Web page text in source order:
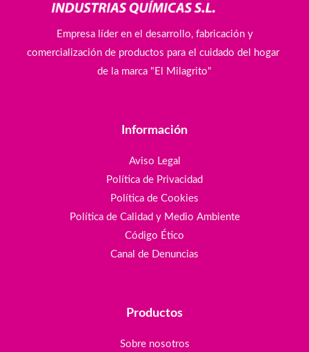
Empresa líder en el desarrollo, fabricación y
comercialización de productos para el cuidado del hogar
de la marca "El Milagrito"
Información
Aviso Legal
Política de Privacidad
Política de Cookies
Política de Calidad y Medio Ambiente
Código Ético
Canal de Denuncias
Productos
Sobre nosotros